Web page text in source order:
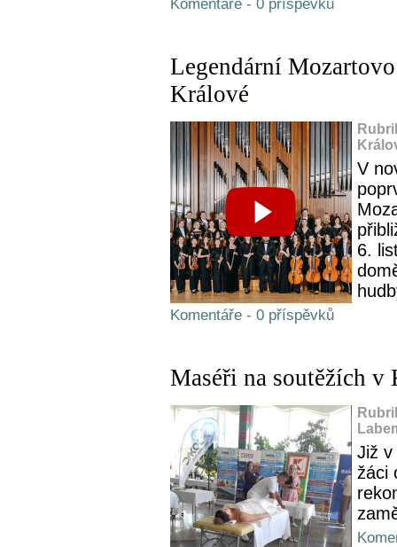
Komentáře - 0 příspěvků
Legendární
Králové
V
6.
Komentáře - 0 příspěvků
Maséři na soutěžích
Již v
žáci